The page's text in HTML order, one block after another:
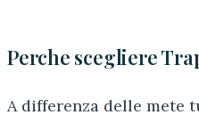
Perche scegliere
A differenza delle mete